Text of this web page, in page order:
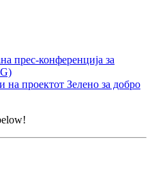
прес-конференција за
проектот Зелено за добро